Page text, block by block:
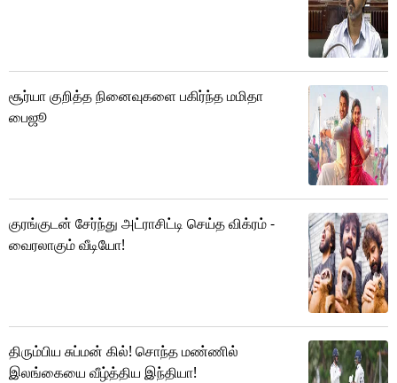
சூர்யா குறித்த நினைவுகளை பகிர்ந்த மமிதா
பைஜூ
குரங்குடன் சேர்ந்து அட்ராசிட்டி செய்த விக்ரம் -
வைரலாகும் வீடியோ!
திரும்பிய சுப்மன் கில்! சொந்த மண்ணில்
இலங்கையை வீழ்த்திய இந்தியா!